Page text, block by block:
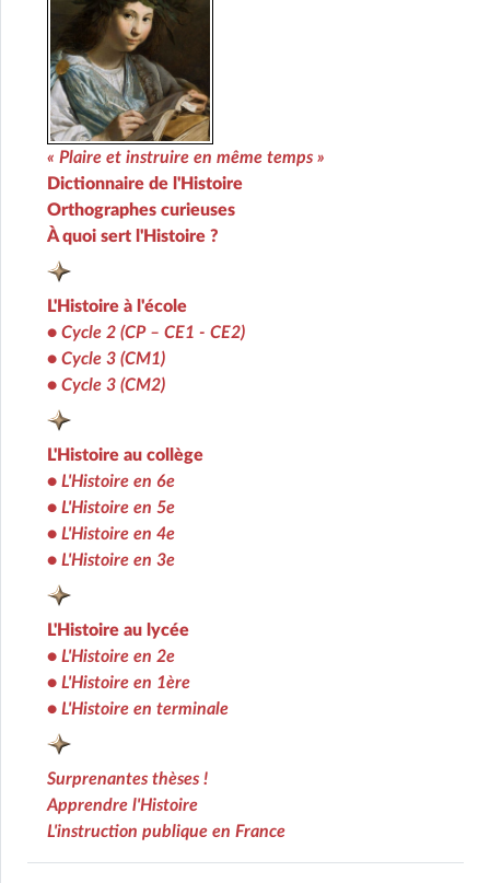
« Plaire et instruire en même temps »
Dictionnaire de l'Histoire
Orthographes curieuses
À quoi sert l'Histoire ?
L'Histoire à l'école
• Cycle 2 (CP – CE1 - CE2)
• Cycle 3 (CM1)
• Cycle 3 (CM2)
L'Histoire au collège
• L'Histoire en 6e
• L'Histoire en 5e
• L'Histoire en 4e
• L'Histoire en 3e
L'Histoire au lycée
• L'Histoire en 2e
• L'Histoire en 1ère
• L'Histoire en terminale
Surprenantes thèses !
Apprendre l'Histoire
L'instruction publique en France